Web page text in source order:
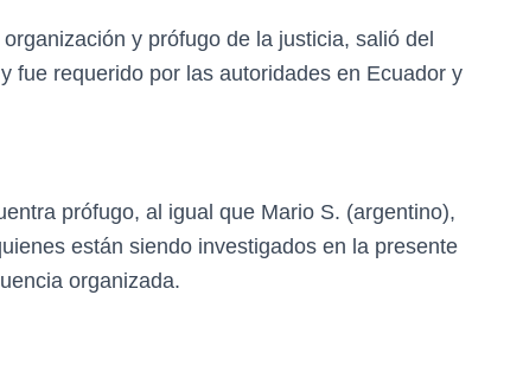
y prófugo de la justicia, salió del
fue requerido por las autoridades en Ecuador y
prófugo, al igual que Mario S. (argentino),
están siendo investigados en la presente
organizada.